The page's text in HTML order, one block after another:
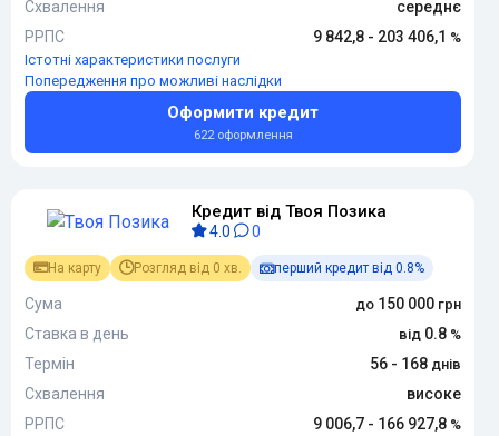
Схвалення
середнє
РРПС
9 842,8 - 203 406,1
Істотні характеристики послуги
Попередження про можливі наслідки
Оформити кредит
622 оформлення
Кредит від Твоя Позика
4.0 0
На карту Розгляд від 0 хв. перший кредит від 0.8%
Сума
150 000
Ставка в день
0.8
Термін
56 - 168
Схвалення
високе
РРПС
9 006,7 - 166 927,8